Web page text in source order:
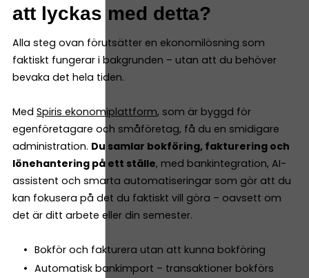
att lyckas med detta?
Alla steg ovan förutsätter en ekonomilösning som
faktiskt fungerar i bakgrunden – utan att du behöver
bevaka det hela tiden.
Med Spiris ekonomiplattform, som är byggd för
egenföretagare och småföretag, få du en smidigare
administration. Du samlar bokföring, fakturering och
lönehantering på ett ställe, med bankintegration, AI-
assistent och smarta automatiseringar som gör att du
kan fokusera på det du faktiskt vill göra – oavsett om
det är ditt arbete eller din semester.
Bokför och fakturera utan att kunna bokföring
Automatisk bankimport – transaktioner bokförs